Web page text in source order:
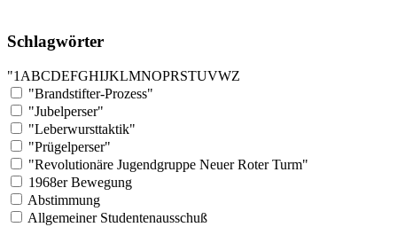
Schlagwörter
"1 ABCDEFGHIJKLMNOPRSTUVWZ
"Brandstifter-Prozess"
"Jubelperser"
"Leberwursttaktik"
"Prügelperser"
"Revolutionäre Jugendgruppe Neuer Roter Turm"
1968er Bewegung
Abstimmung
Allgemeiner Studentenausschuß